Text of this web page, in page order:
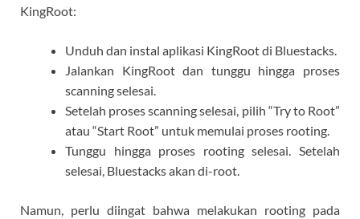
KingRoot:
Unduh dan instal aplikasi KingRoot di Bluestacks.
Jalankan KingRoot dan tunggu hingga proses
scanning selesai.
Setelah proses scanning selesai, pilih “Try to Root”
atau “Start Root” untuk memulai proses rooting.
Tunggu hingga proses rooting selesai. Setelah
selesai, Bluestacks akan di-root.
Namun, perlu diingat bahwa melakukan rooting pada